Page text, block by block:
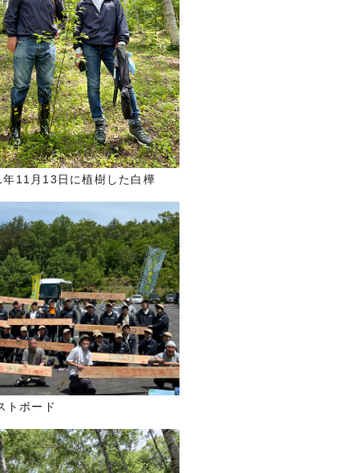
11月13日に植樹した白樺
トボード